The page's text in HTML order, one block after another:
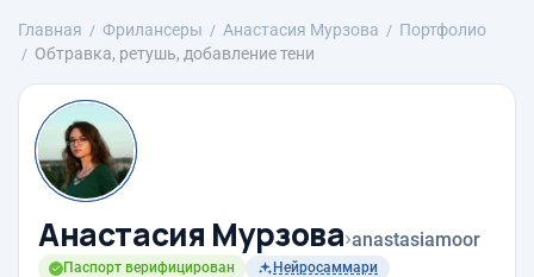
Главная Фрилансеры Анастасия Мурзова
Портфолио
Обтравка, ретушь, добавление тени
Анастасия Мурзова›anastasiamoor
Паспорт верифицирован Нейросаммари